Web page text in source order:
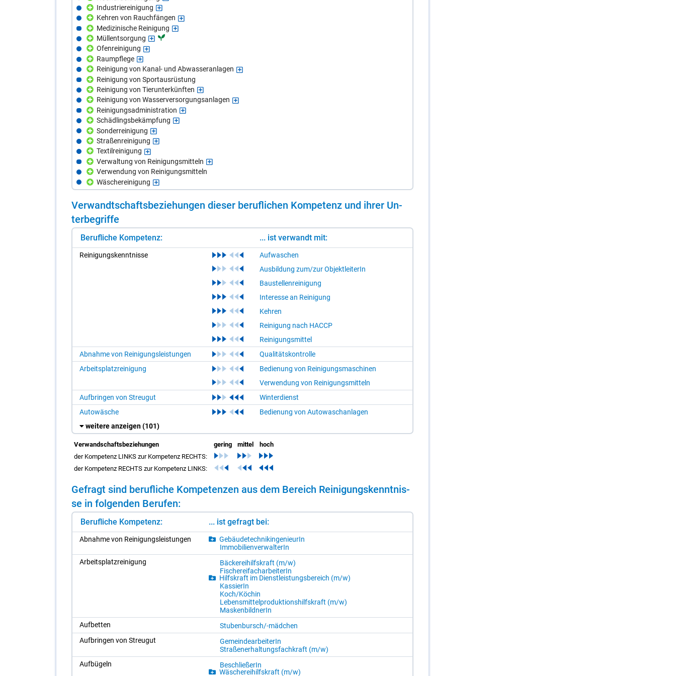
Industriereinigung
Kehren von Rauchfängen
Medizinische Reinigung
Müllentsorgung
Ofenreinigung
Raumpflege
Reinigung von Kanal- und Abwasseranlagen
Reinigung von Sportausrüstung
Reinigung von Tierunterkünften
Reinigung von Wasserversorgungsanlagen
Reinigungsadministration
Schädlingsbekämpfung
Sonderreinigung
Straßenreinigung
Textilreinigung
Verwaltung von Reinigungsmitteln
Verwendung von Reinigungsmitteln
Wäschereinigung
Ver­wandt­schafts­be­zie­hun­gen die­ser be­ruf­li­chen Kom­pe­tenz und ih­rer Un­
ter­be­grif­fe
Berufliche Kompetenz: ... ist verwandt mit:
Rei­ni­gungs­kennt­nis­se
Aufwaschen
Ausbildung zum/zur ObjektleiterIn
Baustellenreinigung
Interesse an Reinigung
Kehren
Reinigung nach HACCP
Reinigungsmittel
Abnahme von Reinigungsleistungen
Qualitätskontrolle
Arbeitsplatzreinigung
Bedienung von Reinigungsmaschinen
Verwendung von Reinigungsmitteln
Aufbringen von Streugut
Winterdienst
Autowäsche
Bedienung von Autowaschanlagen
weitere anzeigen(101)
Verwandschaftsbeziehungen gering mittel
hoch
der Kompetenz LINKS zur Kompetenz RECHTS:
der Kompetenz RECHTS zur Kompetenz LINKS:
Ge­fragt sind be­ruf­li­che Kom­pe­ten­zen aus dem Be­reich Rei­ni­gungs­kennt­nis­
se in fol­gen­den Be­ru­fen:
Berufliche Kompetenz: ... ist gefragt bei:
Ab­nah­me von Rei­ni­gungs­leis­tun­gen
Ge­bäu­de­tech­nik­in­ge­nieu­rIn
Im­mo­bi­li­en­ver­wal­te­rIn
Ar­beits­platz­rei­ni­gung
Bä­cke­rei­hilfs­kraft (m/​w)
Fi­sche­rei­fach­ar­bei­te­rIn
Hilfs­kraft im Dienst­leis­tungs­be­reich (m/​w)
Kas­sie­rIn
Koch/​Kö­chin
Le­bens­mit­tel­pro­duk­ti­ons­hilfs­kraft (m/​w)
Mas­ken­bild­ne­rIn
Auf­bet­ten
Stu­ben­bursch/-​mäd­chen
Auf­brin­gen von Streu­gut
Ge­mein­de­ar­bei­te­rIn
Stra­ßen­er­hal­tungs­fach­kraft (m/​w)
Auf­bü­geln
Be­schlie­ße­rIn
Wä­sche­rei­hilfs­kraft (m/​w)